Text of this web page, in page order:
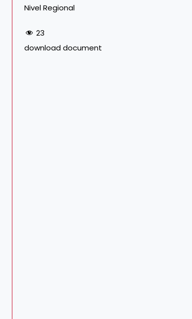
Nivel Regional
23
download document